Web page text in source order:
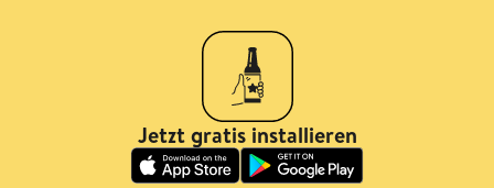
Jetzt gratis installieren